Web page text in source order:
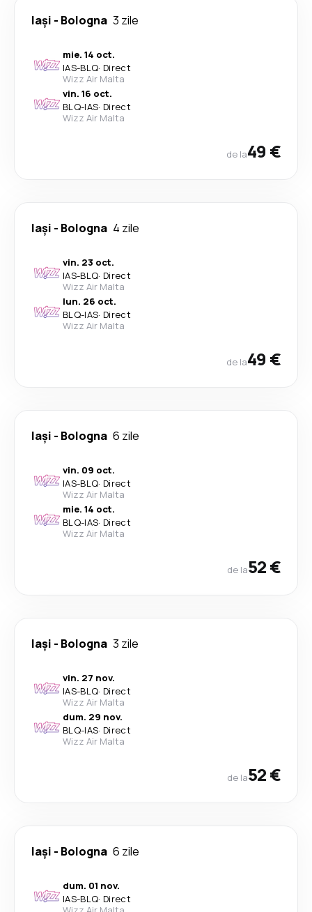
Iași - Bologna 3 zile
mie. 14 oct.
IAS-BLQ· Direct
Wizz Air Malta
vin. 16 oct.
BLQ-IAS· Direct
Wizz Air Malta
de la49 €
Iași - Bologna 4 zile
vin. 23 oct.
IAS-BLQ· Direct
Wizz Air Malta
lun. 26 oct.
BLQ-IAS· Direct
Wizz Air Malta
de la49 €
Iași - Bologna 6 zile
vin. 09 oct.
IAS-BLQ· Direct
Wizz Air Malta
mie. 14 oct.
BLQ-IAS· Direct
Wizz Air Malta
de la52 €
Iași - Bologna 3 zile
vin. 27 nov.
IAS-BLQ· Direct
Wizz Air Malta
dum. 29 nov.
BLQ-IAS· Direct
Wizz Air Malta
de la52 €
Iași - Bologna 6 zile
dum. 01 nov.
IAS-BLQ· Direct